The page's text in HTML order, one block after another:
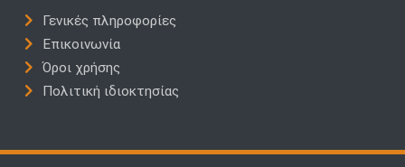
Γενικές πληροφορίες
Επικοινωνία
Όροι χρήσης
Πολιτική ιδιοκτησίας